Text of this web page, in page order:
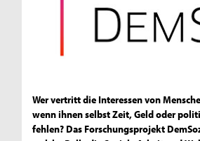
Wer vertritt die Interessen von
wenn ihnen selbst Zeit, Geld oder
fehlen? Das Forschungsprojekt